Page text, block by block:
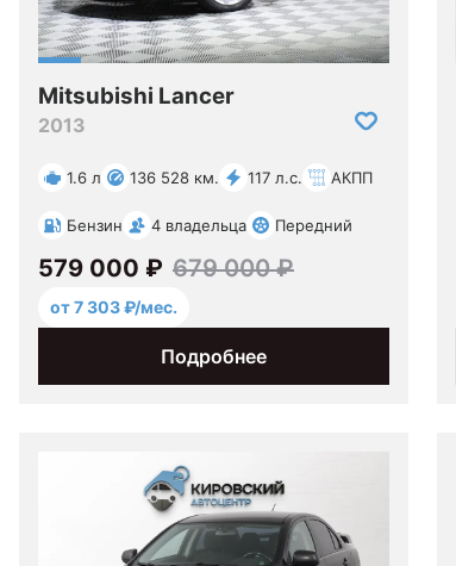
Mitsubishi Lancer
2013
1.6 л 136 528 км. 117 л.с. АКПП
Бензин 4 владельца Передний
Подробнее
579 000 ₽ 679 000 ₽
от 7 303 ₽/мес.